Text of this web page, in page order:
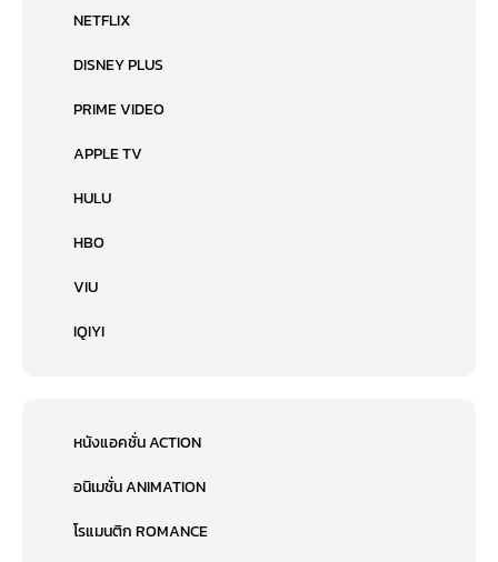
NETFLIX
DISNEY PLUS
PRIME VIDEO
APPLE TV
HULU
HBO
VIU
IQIYI
หนังแอคชั่น ACTION
อนิเมชั่น ANIMATION
โรแมนติก ROMANCE